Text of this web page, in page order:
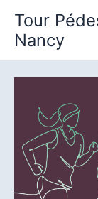
contenu
Tour
Nancy